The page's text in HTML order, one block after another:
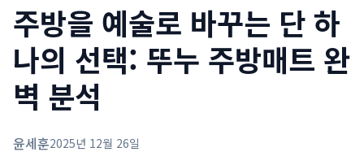
주방을 예술로 바꾸는 단 하
나의 선택: 뚜누 주방매트 완
벽 분석
윤세훈2025년 12월 26일